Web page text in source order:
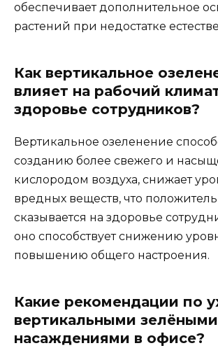
обеспечивает дополнительное
растений при недостатке
Как вертикальное
влияет на рабочий
здоровье сотрудников?
Вертикальное озеленение
созданию более свежего и
кислородом воздуха, снижает
вредных веществ, что
сказывается на здоровье
оно способствует снижению
повышению общего настроения.
Какие рекомендации по
вертикальными зелёными
насаждениями в офисе?